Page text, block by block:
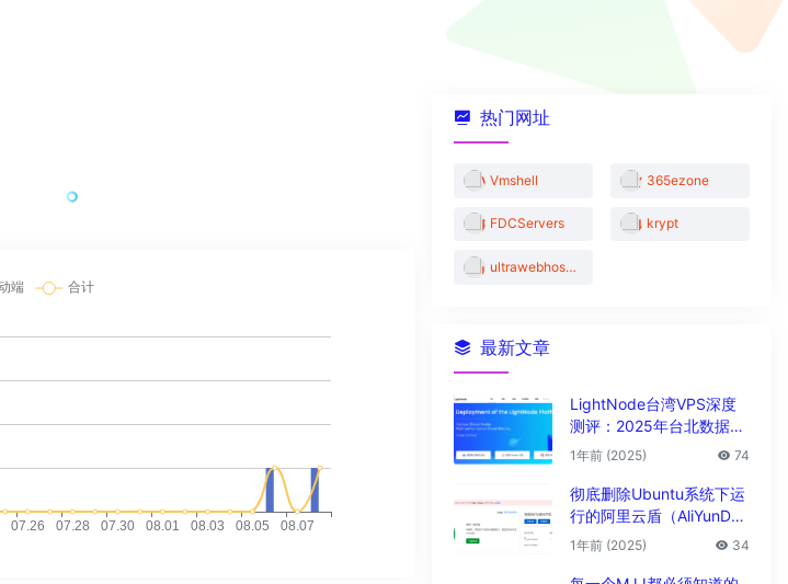
热门网址
Vmshell 365ezone
FDCServers krypt
ultrawebhosting
最新文章
LightNode台湾VPS深度
测评：2025年台北数据中
心vps性能与解锁能力全解
1年前 (2025) 74
彻底删除Ubuntu系统下运
行的阿里云盾（AliYunDu
n/Aegis）
1年前 (2025) 34